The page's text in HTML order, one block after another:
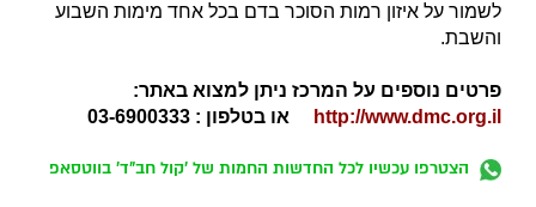
לשמור על איזון רמות הסוכר בדם בכל אחד מימות השבוע
והשבת.
פרטים נוספים על המרכז ניתן למצוא באתר:
http://www.dmc.org.il
או בטלפון : 03-6900333
הצטרפו עכשיו לכל החדשות החמות של 'קול חב"ד' בווטסאפ